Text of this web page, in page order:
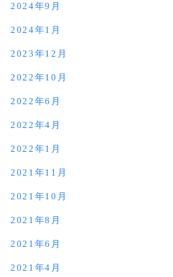
2024年9月
2024年1月
2023年12月
2022年10月
2022年6月
2022年4月
2022年1月
2021年11月
2021年10月
2021年8月
2021年6月
2021年4月